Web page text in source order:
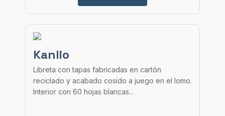
Kanlio
Libreta con tapas fabricadas en cartón
reciclado y acabado cosido a juego en el lomo.
Interior con 60 hojas blancas...